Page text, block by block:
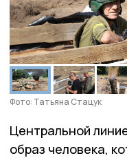
Фото: Татьяна Стацук
Центральной
образ человека,